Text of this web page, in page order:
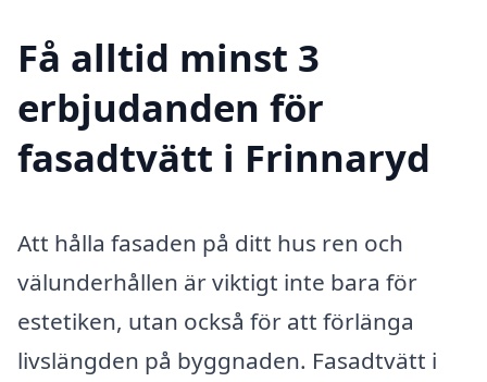
Få alltid minst 3
erbjudanden för
fasadtvätt i Frinnaryd
Att hålla fasaden på ditt hus ren och
välunderhållen är viktigt inte bara för
estetiken, utan också för att förlänga
livslängden på byggnaden. Fasadtvätt i